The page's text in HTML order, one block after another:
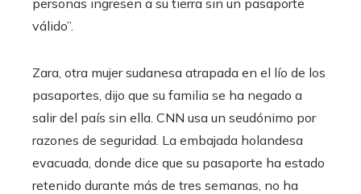
válido”.
Zara, otra mujer sudanesa atrapada en el lío de los
pasaportes, dijo que su familia se ha negado a
salir del país sin ella. CNN usa un seudónimo por
razones de seguridad. La embajada holandesa
evacuada, donde dice que su pasaporte ha estado
retenido durante más de tres semanas, no ha